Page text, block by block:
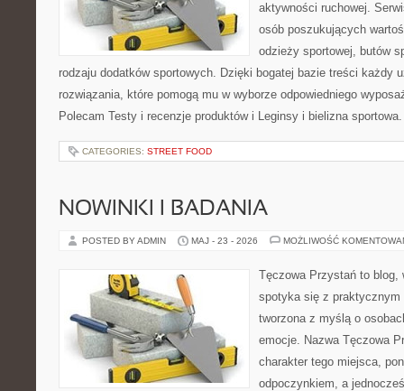
aktywności ruchowej.
osób poszukujących
odzieży sportowej, butów
rodzaju dodatków sportowych. Dzięki bogatej bazie treści każdy
rozwiązania, które pomogą mu w wyborze odpowiedniego
Polecam Testy i recenzje produktów i Leginsy i bielizna
CATEGORIES: STREET FOOD
NOWINKI I BADANIA
POSTED BY ADMIN MAJ - 23 - 2026 MOŻLIWOŚĆ
Tęczowa Przystań to
spotyka się z praktycznym
tworzona z myślą o
emocje. Nazwa Tęczowa
charakter tego miejsca,
odpoczynkiem, a